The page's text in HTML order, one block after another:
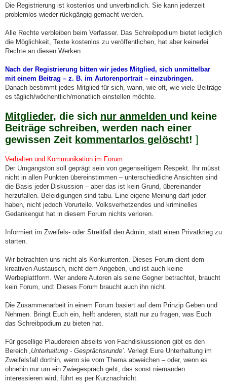
Die Registrierung ist kostenlos und unverbindlich. Sie kann jederzeit
problemlos wieder rückgängig gemacht werden.
Alle Rechte verbleiben beim Verfasser. Das Schreibpodium bietet lediglich
die Möglichkeit, Texte kostenlos zu veröffentlichen, hat aber keinerlei
Rechte an diesen Werken.
Nach der Registrierung bitten wir jedes Mitglied, sich unmittelbar
mit einem Beitrag – z. B. im Autorenportrait – einzubringen.
Danach bestimmt jedes Mitglied für sich, wann, wie oft, wie viele Beiträge
es täglich/wöchentlich/monatlich einstellen möchte.
Mitglieder, die sich nur anmelden und keine
Beiträge schreiben, werden nach einer
gewissen Zeit kommentarlos gelöscht! ]
Verhalten und Kommunikation im Forum
Der Umgangston soll geprägt sein von gegenseitigem Respekt. Ihr müsst
nicht in allen Punkten übereinstimmen – unterschiedliche Ansichten sind
die Basis jeder Diskussion – aber das ist kein Grund, übereinander
herzufallen. Beleidigungen sind tabu. Eine eigene Meinung darf jeder
haben, nicht jedoch Vorurteile. Volksverhetzendes und kriminelles
Gedankengut hat in diesem Forum nichts verloren.
Informiert im Zweifels- oder Streitfall den Admin, statt einen Privatkrieg zu
starten.
Wir betrachten uns nicht als Konkurrenten. Dieses Forum dient dem
kreativen Austausch, nicht dem Angeben, und ist auch keine
Werbeplattform. Wer andere Autoren als seine Gegner betrachtet, braucht
kein Forum, und: Dieses Forum braucht auch ihn nicht.
Die Zusammenarbeit in einem Forum basiert auf dem Prinzip Geben und
Nehmen. Bringt Euch ein, helft anderen, statt nur zu fragen, was Euch
das Schreibpodium zu bieten hat.
Für gesellige Plaudereien abseits von Fachdiskussionen gibt es den
Bereich ‚Unterhaltung - Gesprächsrunde’. Verlegt Eure Unterhaltung im
Zweifelsfall dorthin, wenn sie vom Thema abweichen – oder, wenn es
ohnehin nur um ein Zwiegespräch geht, das sonst niemanden
interessieren wird, führt es per Kurznachricht.